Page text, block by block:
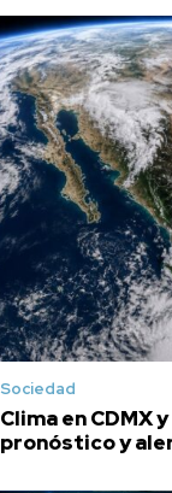
Sociedad
Clima en CDMX
pronóstico y